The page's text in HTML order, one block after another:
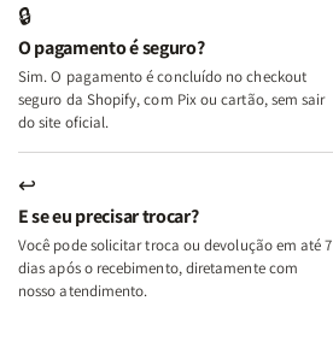
Lar
Lar
🔒
O pagamento é seguro?
Sim. O pagamento é concluído no checkout
seguro da Shopify, com Pix ou cartão, sem sair
do site oficial.
↩
E se eu precisar trocar?
Você pode solicitar troca ou devolução em até 7
dias após o recebimento, diretamente com
nosso atendimento.